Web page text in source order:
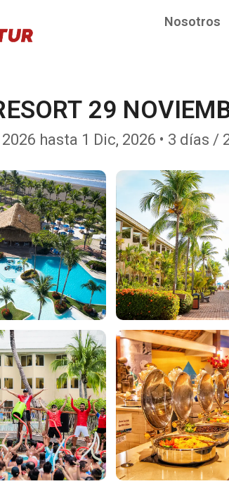
Nosotros
29
2026 hasta 1 Dic, 2026 • 3 días /